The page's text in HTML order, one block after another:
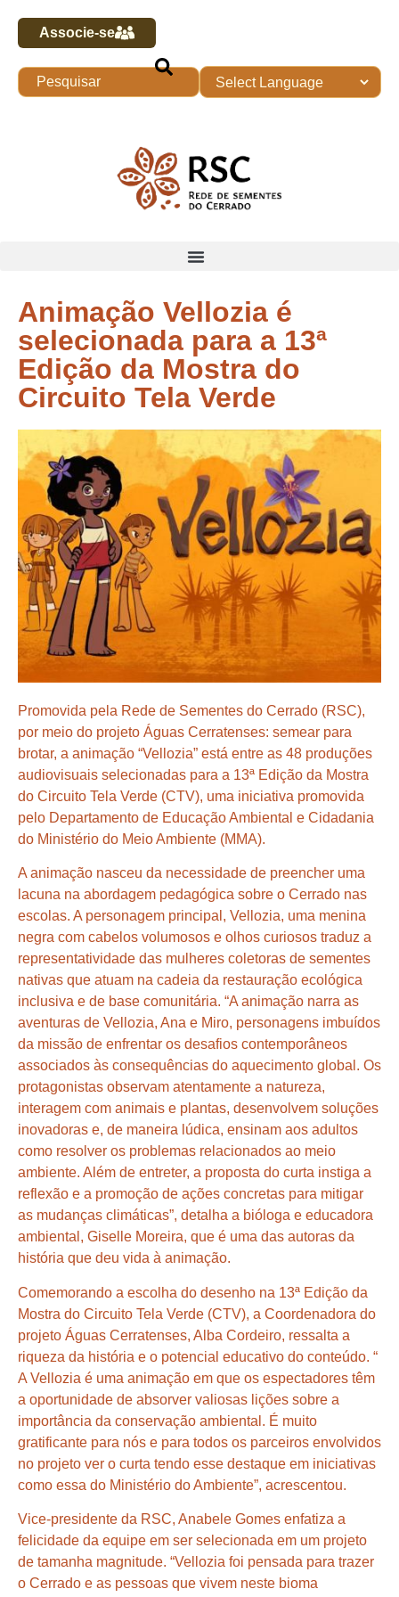
Associe-se
Animação Vellozia é
selecionada para a 13ª
Edição da Mostra do
Circuito Tela Verde
Promovida pela Rede de Sementes do Cerrado (RSC),
por meio do projeto Águas Cerratenses: semear para
brotar, a animação “Vellozia” está entre as 48 produções
audiovisuais selecionadas para a 13ª Edição da Mostra
do Circuito Tela Verde (CTV), uma iniciativa promovida
pelo Departamento de Educação Ambiental e Cidadania
do Ministério do Meio Ambiente (MMA).
A animação nasceu da necessidade de preencher uma
lacuna na abordagem pedagógica sobre o Cerrado nas
escolas. A personagem principal, Vellozia, uma menina
negra com cabelos volumosos e olhos curiosos traduz a
representatividade das mulheres coletoras de sementes
nativas que atuam na cadeia da restauração ecológica
inclusiva e de base comunitária. “A animação narra as
aventuras de Vellozia, Ana e Miro, personagens imbuídos
da missão de enfrentar os desafios contemporâneos
associados às consequências do aquecimento global. Os
protagonistas observam atentamente a natureza,
interagem com animais e plantas, desenvolvem soluções
inovadoras e, de maneira lúdica, ensinam aos adultos
como resolver os problemas relacionados ao meio
ambiente. Além de entreter, a proposta do curta instiga a
reflexão e a promoção de ações concretas para mitigar
as mudanças climáticas”, detalha a bióloga e educadora
ambiental, Giselle Moreira, que é uma das autoras da
história que deu vida à animação.
Comemorando a escolha do desenho na 13ª Edição da
Mostra do Circuito Tela Verde (CTV), a Coordenadora do
projeto Águas Cerratenses, Alba Cordeiro, ressalta a
riqueza da história e o potencial educativo do conteúdo. “
A Vellozia é uma animação em que os espectadores têm
a oportunidade de absorver valiosas lições sobre a
importância da conservação ambiental. É muito
gratificante para nós e para todos os parceiros envolvidos
no projeto ver o curta tendo esse destaque em iniciativas
como essa do Ministério do Ambiente”, acrescentou.
Vice-presidente da RSC, Anabele Gomes enfatiza a
felicidade da equipe em ser selecionada em um projeto
de tamanha magnitude. “Vellozia foi pensada para trazer
o Cerrado e as pessoas que vivem neste bioma